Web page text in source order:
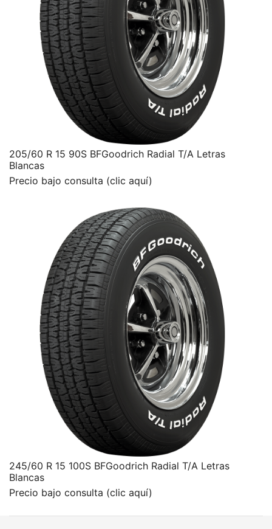
205/60 R 15 90S BFGoodrich Radial T/A Letras
Blancas
Precio bajo consulta (clic aquí)
245/60 R 15 100S BFGoodrich Radial T/A Letras
Blancas
Precio bajo consulta (clic aquí)